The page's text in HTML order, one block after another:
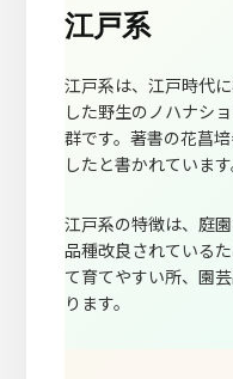
江戸系
江戸系は、江戸時代
した野生のノハナシ
群です。著書の花菖
したと書かれています
江戸系の特徴は、庭
品種改良されている
て育てやすい所、園
ります。